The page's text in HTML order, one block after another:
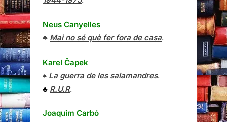
Neus Canyelles
♣ Mai no sé què fer fora de casa.
Karel Čapek
♠ La guerra de les salamandres.
♣ R.U.R.
Joaquim Carbó